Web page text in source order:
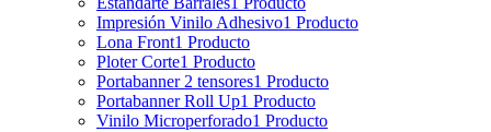
Impresión Vinilo Adhesivo1 Producto
Lona Front1 Producto
Ploter Corte1 Producto
Portabanner 2 tensores1 Producto
Portabanner Roll Up1 Producto
Vinilo Microperforado1 Producto